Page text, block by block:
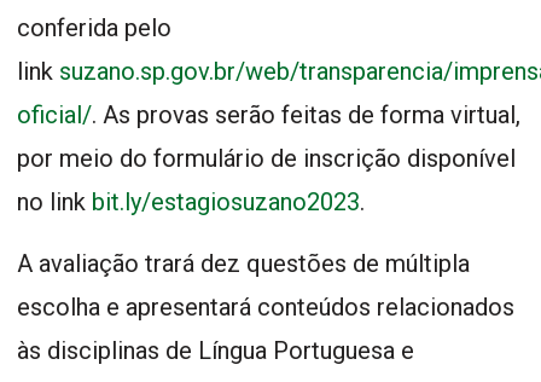
conferida pelo
link suzano.sp.gov.br/web/transparencia/
oficial/. As provas serão feitas de forma virtual,
por meio do formulário de inscrição disponível
no link bit.ly/estagiosuzano2023.
A avaliação trará dez questões de múltipla
escolha e apresentará conteúdos relacionados
às disciplinas de Língua Portuguesa e